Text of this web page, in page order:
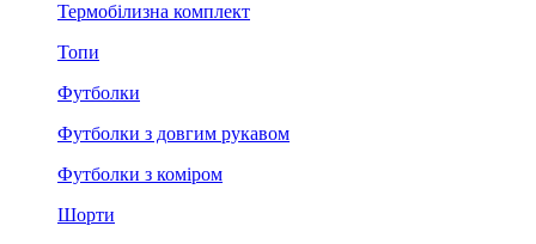
Термобілизна комплект
Топи
Футболки
Футболки з довгим рукавом
Футболки з коміром
Шорти